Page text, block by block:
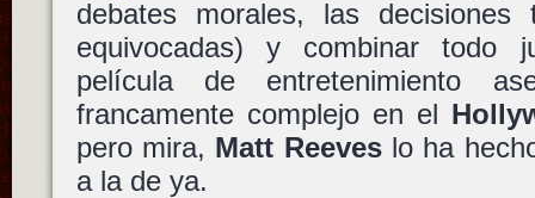
debates morales, las decisiones
equivocadas) y combinar todo
película de entretenimiento
francamente complejo en el
pero mira, Matt Reeveslo ha
a la de ya.